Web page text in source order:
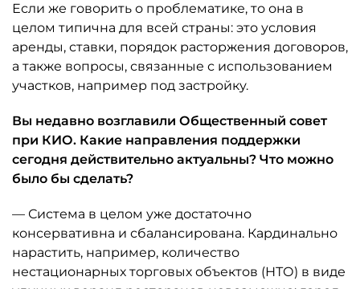
Если же говорить о проблематике, то она в
целом типична для всей страны: это условия
аренды, ставки, порядок расторжения договоров,
а также вопросы, связанные с использованием
участков, например под застройку.
Вы недавно возглавили Общественный совет
при КИО. Какие направления поддержки
сегодня действительно актуальны? Что можно
было бы сделать?
— Система в целом уже достаточно
консервативна и сбалансирована. Кардинально
нарастить, например, количество
нестационарных торговых объектов (НТО) в виде